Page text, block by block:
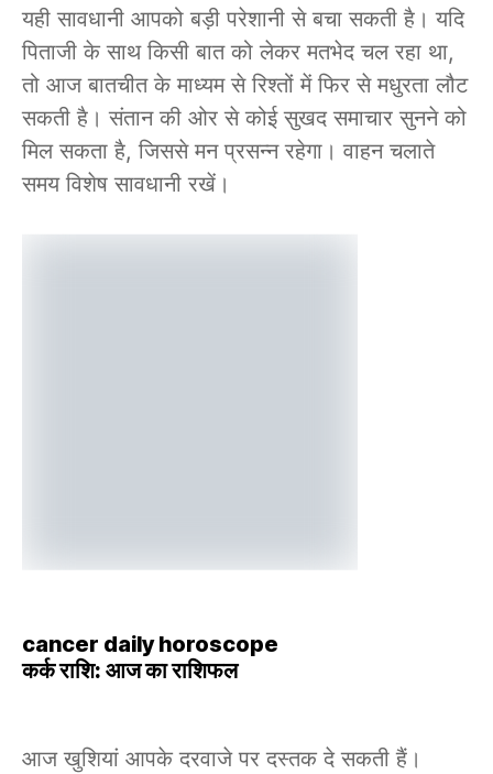
यही सावधानी आपको बड़ी परेशानी से बचा सकती है। यदि
पिताजी के साथ किसी बात को लेकर मतभेद चल रहा था,
तो आज बातचीत के माध्यम से रिश्तों में फिर से मधुरता लौट
सकती है। संतान की ओर से कोई सुखद समाचार सुनने को
मिल सकता है, जिससे मन प्रसन्न रहेगा। वाहन चलाते
समय विशेष सावधानी रखें।
cancer daily horoscope
कर्क राशि: आज का राशिफल
आज खुशियां आपके दरवाजे पर दस्तक दे सकती हैं।